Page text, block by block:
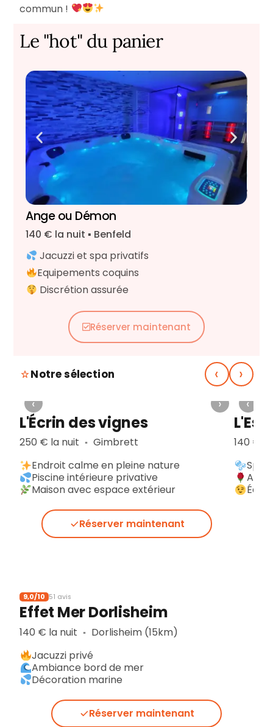
commun !
Le "hot" du panier
Ange ou Démon
140 € la nuit ▪︎ Benfeld
Jacuzzi et spa privatifs
Equipements coquins
Discrétion assurée
Réserver maintenant
Notre sélection ‹ ›
‹ ›
L'Écrin des vignes
250 € la nuit ▪︎ Gimbrett
Endroit calme en pleine nature
Piscine intérieure privative
Maison avec espace extérieur
Réserver maintenant
‹
140 €
Spa
9,0/10 51 avis
Effet Mer Dorlisheim
140 € la nuit ▪︎ Dorlisheim (15km)
Jacuzzi privé
Ambiance bord de mer
Décoration marine
Réserver maintenant